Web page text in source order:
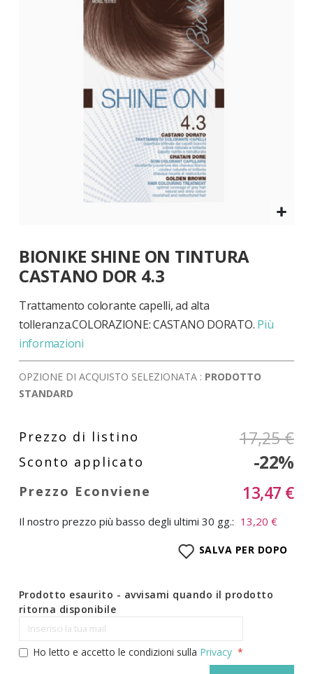
all'inizio
della
galleria
di
immagini
BIONIKE SHINE ON TINTURA
CASTANO DOR 4.3
Trattamento colorante capelli, ad alta
tolleranza.COLORAZIONE: CASTANO DORATO. Più
informazioni
OPZIONE DI ACQUISTO SELEZIONATA : PRODOTTO
STANDARD
17,25 €
-22%
13,47 €
Il nostro prezzo più basso degli ultimi 30 gg.: 13,20 €
SALVA PER DOPO
Prodotto esaurito - avvisami quando il prodotto
ritorna disponibile
Ho letto e accetto le condizioni sulla Privacy